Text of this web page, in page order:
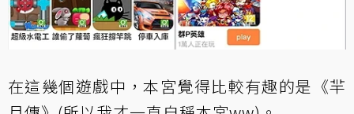
在這幾個遊戲中，本宮覺得比較有趣的是 《羋